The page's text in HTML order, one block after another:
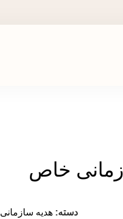
خاص
دسته: هدیه سازمانی